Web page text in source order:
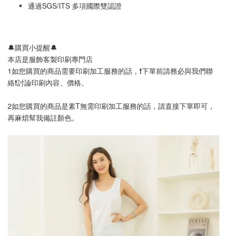
通過SGS/ITS 多項國際雙認證
🔔購買小提醒🔔
本店是服飾客製印刷專門店
1如您購買的商品需要印刷加工服務的話，❗️下單前請務必與我們聯
絡❗️討論印刷內容、價格。
2如您購買的商品是素T無需印刷加工服務的話，請直接下單即可，
再麻煩幫我備註顏色。